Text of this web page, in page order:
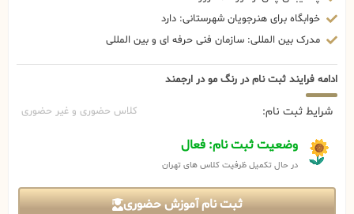
خوابگاه برای هنرجویان شهرستانی: دارد
مدرک بین المللی: سازمان فنی حرفه ای و بین المللی
ادامه فرایند ثبت نام در رنگ مو در ارجمند
شرایط ثبت نام: کلاس حضوری و غیر حضوری
وضعیت ثبت نام: فعال
در حال تکمیل ظرفیت کلاس های تهران
ثبت نام آموزش حضوری